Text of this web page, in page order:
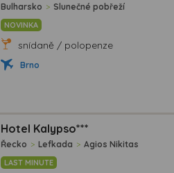
Bulharsko > Slunečné pobřeží
NOVINKA
snídaně / polopenze
Brno
Hotel Kalypso***
Řecko > Lefkada > Agios Nikitas
LAST MINUTE